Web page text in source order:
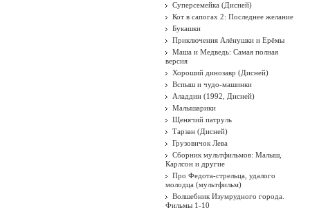
Суперсемейка (Дисней)
Кот в сапогах 2: Последнее желание
Букашки
Приключения Алёнушки и Ерёмы
Маша и Медведь: Самая полная
версия
Хороший динозавр (Дисней)
Вспыш и чудо-машинки
Аладдин (1992, Дисней)
Малышарики
Щенячий патруль
Тарзан (Дисней)
Грузовичок Лева
Сборник мультфильмов: Малыш,
Карлсон и другие
Про Федота-стрельца, удалого
молодца (мультфильм)
Волшебник Изумрудного города.
Фильмы 1-10